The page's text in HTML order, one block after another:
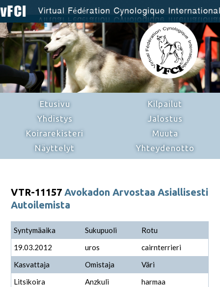
Etusivu
Yhdistys
Koirarekisteri
Näyttelyt
Kilpailut
Jalostus
Muuta
Yhteydenotto
VTR-11157Avokadon Arvostaa Asiallisesti
Autoilemista
Syntymäaika Sukupuoli
Rotu
19.03.2012
uros
cairnterrieri
Kasvattaja
Omistaja
Väri
Litsikoira
Anzkuli harmaa